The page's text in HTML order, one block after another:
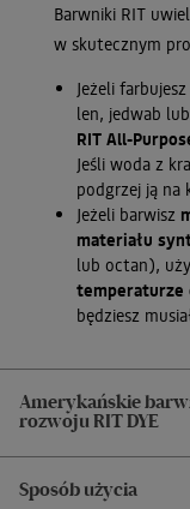
Barwniki RIT
w skutecznym
Jeżeli
len, jedwab
RIT All-
Jeśli woda z
podgrzej ją na
Jeżeli barwisz
materiału
lub octan),
temperaturze
będziesz
Amerykańskie
rozwoju RIT DYE
Sposób użycia